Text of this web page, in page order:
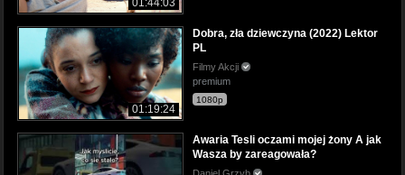
01:44:03
01:19:24
Dobra, zła dziewczyna (2022) Lektor
PL
Filmy Akcji
premium
1080p
Awaria Tesli oczami mojej żony A jak
Wasza by zareagowała?